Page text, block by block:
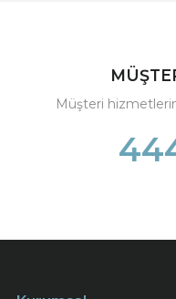
Müşteri